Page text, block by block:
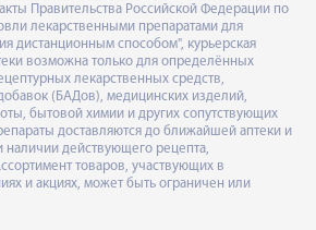
Правительства Российской Федерации по
лекарственными препаратами для
дистанционным способом", курьерская
возможна только для определённых
лекарственных средств,
(БАДов), медицинских изделий,
бытовой химии и других сопутствующих
доставляются до ближайшей аптеки и
наличии действующего рецепта,
товаров, участвующих в
и акциях, может быть ограничен или